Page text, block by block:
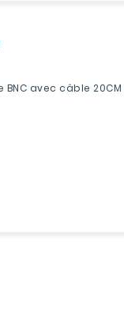
BNC avec câble 20CM